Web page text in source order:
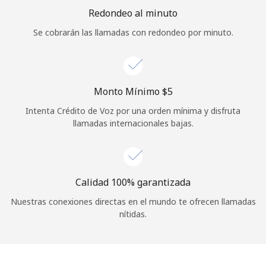
Redondeo al minuto
Se cobrarán las llamadas con redondeo por minuto.
Monto Mínimo ⁦$5⁩
Intenta Crédito de Voz por una orden mínima y disfruta
llamadas internacionales bajas.
Calidad 100% garantizada
Nuestras conexiones directas en el mundo te ofrecen llamadas
nítidas.